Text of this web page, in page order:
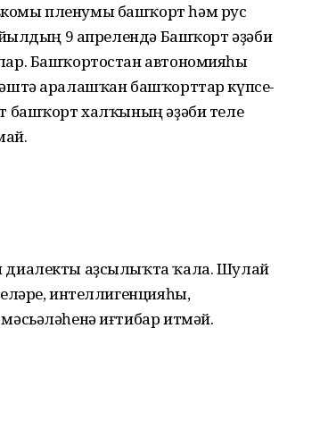
пленумы башҡорт һәм рус
9 апрелендә Башҡорт әҙәби
Башҡортостан автономияһы
аралашҡан башҡорттар күпсе­
башҡорт халҡының әҙәби теле
диалекты аҙсылыҡта ҡала. Шулай
интеллигенцияһы,
иғтибар итмәй.